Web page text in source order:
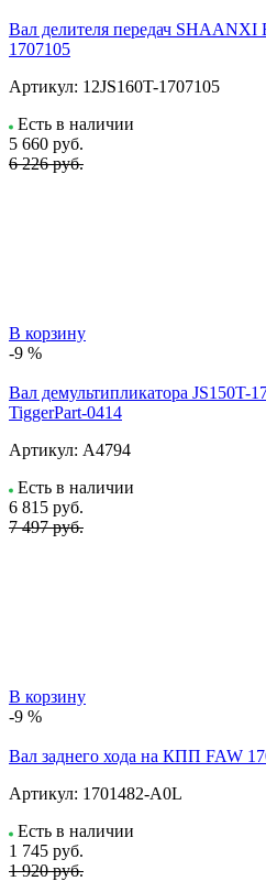
Вал делителя передач SHAANXI
1707105
Артикул: 12JS160T-1707105
Есть в наличии
5 660 руб.
6 226 руб.
В корзину
-9 %
Вал демультипликатора JS150T-
TiggerPart-0414
Артикул: A4794
Есть в наличии
6 815 руб.
7 497 руб.
В корзину
-9 %
Вал заднего хода на КПП FAW
Артикул: 1701482-A0L
Есть в наличии
1 745 руб.
1 920 руб.